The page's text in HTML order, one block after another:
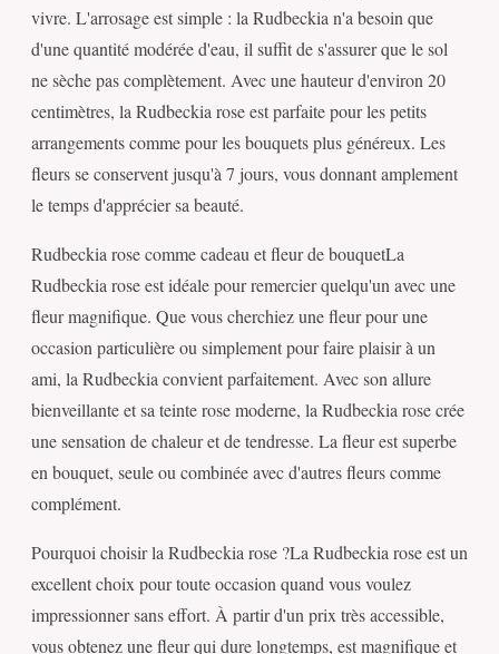
vivre. L'arrosage est simple : la Rudbeckia n'a besoin que
d'une quantité modérée d'eau, il suffit de s'assurer que le sol
ne sèche pas complètement. Avec une hauteur d'environ 20
centimètres, la Rudbeckia rose est parfaite pour les petits
arrangements comme pour les bouquets plus généreux. Les
fleurs se conservent jusqu'à 7 jours, vous donnant amplement
le temps d'apprécier sa beauté.
Rudbeckia rose comme cadeau et fleur de bouquetLa
Rudbeckia rose est idéale pour remercier quelqu'un avec une
fleur magnifique. Que vous cherchiez une fleur pour une
occasion particulière ou simplement pour faire plaisir à un
ami, la Rudbeckia convient parfaitement. Avec son allure
bienveillante et sa teinte rose moderne, la Rudbeckia rose crée
une sensation de chaleur et de tendresse. La fleur est superbe
en bouquet, seule ou combinée avec d'autres fleurs comme
complément.
Pourquoi choisir la Rudbeckia rose ?La Rudbeckia rose est un
excellent choix pour toute occasion quand vous voulez
impressionner sans effort. À partir d'un prix très accessible,
vous obtenez une fleur qui dure longtemps, est magnifique et